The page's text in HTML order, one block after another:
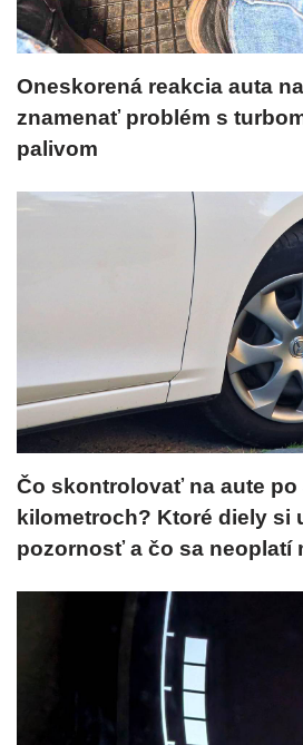
Oneskorená reakcia auta
znamenať problém s
palivom
Čo skontrolovať na aute po
kilometroch? Ktoré diely si
pozornosť a čo sa neoplatí